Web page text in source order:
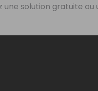
solution gratuite ou